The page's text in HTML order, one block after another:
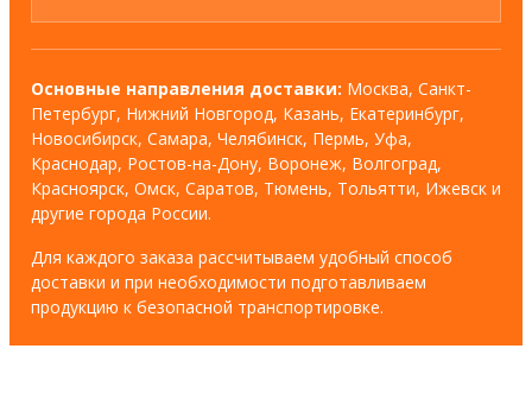
Основные направления доставки: Москва, Санкт-
Петербург, Нижний Новгород, Казань, Екатеринбург,
Новосибирск, Самара, Челябинск, Пермь, Уфа,
Краснодар, Ростов-на-Дону, Воронеж, Волгоград,
Красноярск, Омск, Саратов, Тюмень, Тольятти, Ижевск и
другие города России.
Для каждого заказа рассчитываем удобный способ
доставки и при необходимости подготавливаем
продукцию к безопасной транспортировке.